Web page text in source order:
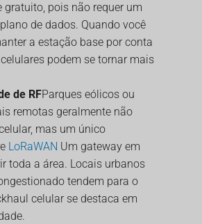
gratuito, pois não requer um
de dados. Quando você
a estação base por conta
podem se tornar mais
de RFParques eólicos ou
remotas geralmente não
mas um único
LoRaWAN Um gateway em
toda a área. Locais urbanos
tendem para o
celular se destaca em